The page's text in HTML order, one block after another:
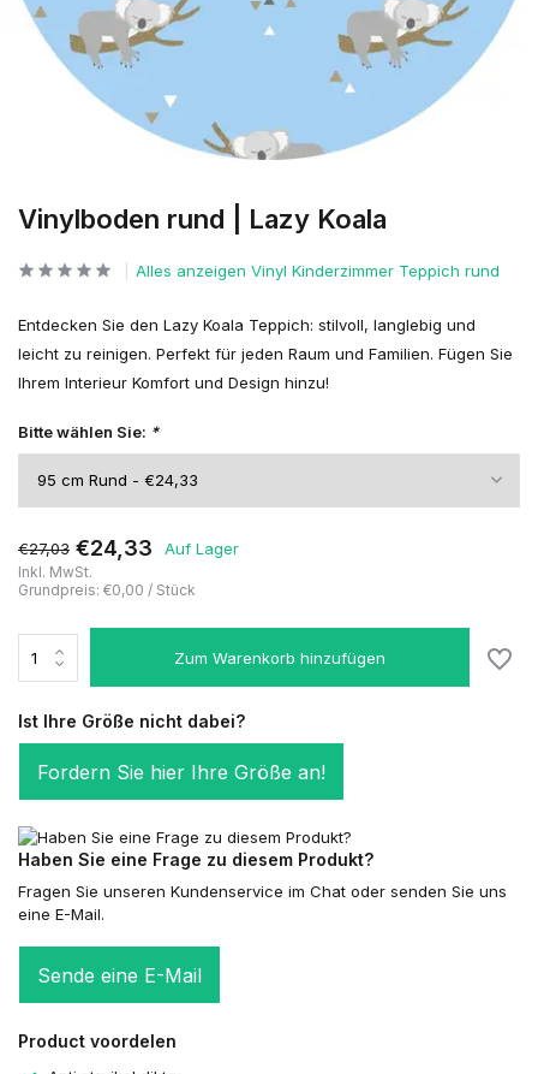
Vinylboden rund | Lazy Koala
Alles anzeigen Vinyl Kinderzimmer Teppich rund
Entdecken Sie den Lazy Koala Teppich: stilvoll, langlebig und
leicht zu reinigen. Perfekt für jeden Raum und Familien. Fügen Sie
Ihrem Interieur Komfort und Design hinzu!
Bitte wählen Sie: *
€27,03 €24,33 Auf Lager
Inkl. MwSt.
Grundpreis: €0,00 / Stück
Zum Warenkorb hinzufügen
Ist Ihre Größe nicht dabei?
Fordern Sie hier Ihre Größe an!
Haben Sie eine Frage zu diesem Produkt?
Fragen Sie unseren Kundenservice im Chat oder senden Sie uns
eine E-Mail.
Sende eine E-Mail
Product voordelen